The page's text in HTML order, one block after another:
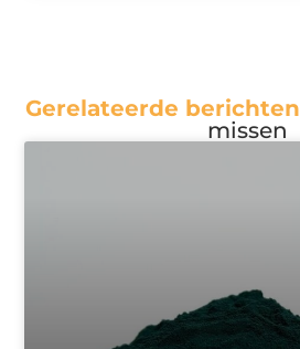
Gerelateerde berichten
missen